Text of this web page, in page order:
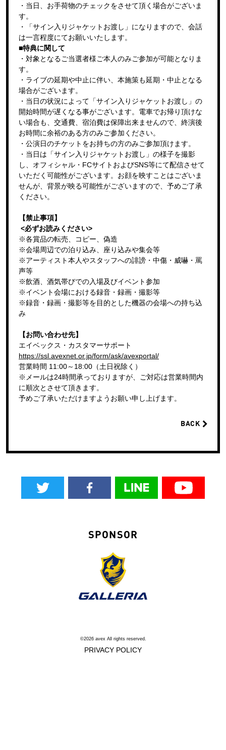
・当日、お手荷物のチェックをさせて頂く場合がございま
す。
・「サイン入りジャケットお渡し」になりますので、会話
は一言程度にてお願いいたします。
■特典に関して
・対象となるご当選者様ご本人のみご参加が可能となりま
す。
・ライブの延期や中止に伴い、本施策も延期・中止となる
場合がございます。
・当日の状況によって「サイン入りジャケットお渡し」の
開始時間が遅くなる事がございます。電車でお帰り頂けな
い場合も、交通費、宿泊費は保障出来ませんので、終演後
お時間に余裕のある方のみご参加ください。
・公演日のチケットをお持ちの方のみご参加頂けます。
・当日は「サイン入りジャケットお渡し」の様子を撮影
し、オフィシャル・FCサイトおよびSNS等にて配信させて
いただく可能性がございます。お顔を映すことはございま
せんが、背景が映る可能性がございますので、予めご了承
ください。
【禁止事項】
<必ずお読みください>
※各賞品の転売、コピー、偽造
※会場周辺での泊り込み、座り込みや集会等
※アーティスト本人やスタッフへの誹謗・中傷・威嚇・罵
声等
※飲酒、酒気帯びでの入場及びイベント参加
※イベント会場における録音・録画・撮影等
※録音・録画・撮影等を目的とした機器の会場への持ち込
み
【お問い合わせ先】
エイベックス・カスタマーサポート
https://ssl.avexnet.or.jp/form/ask/avexportal/
営業時間 11:00～18:00（土日祝除く）
※メールは24時間承っておりますが、ご対応は営業時間内
に順次とさせて頂きます。
予めご了承いただけますようお願い申し上げます。
BACK
SPONSOR
©2026 avex All rights reserved.
PRIVACY POLICY